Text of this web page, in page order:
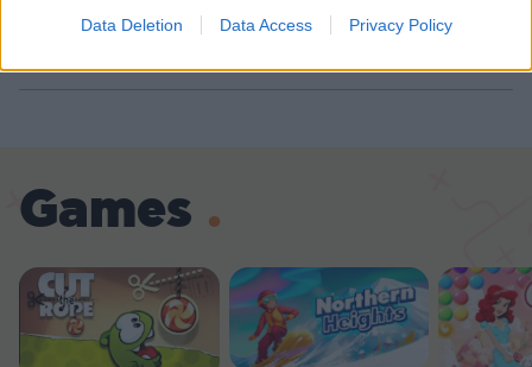
Data Deletion Data Access Privacy Policy
Games